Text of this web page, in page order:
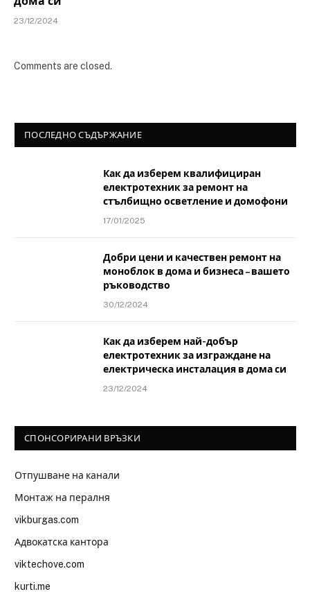
23/12/2024
Comments are closed.
ПОСЛЕДНО СЪДЪРЖАНИЕ
Как да изберем квалифициран
електротехник за ремонт на
стълбищно осветление и домофони
17/01/2025
Добри цени и качествен ремонт на
моноблок в дома и бизнеса – вашето
ръководство
30/12/2024
Как да изберем най-добър
електротехник за изграждане на
електрическа инсталация в дома си
23/12/2024
СПОНСОРИРАНИ ВРЪЗКИ
Отпушване на канали
Монтаж на пералня
vikburgas.com
Адвокатска кантора
viktechove.com
kurti.me